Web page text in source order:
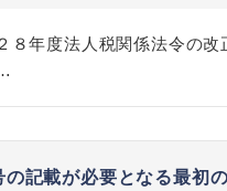
８年度法人税関係法令の
の記載が必要となる最初